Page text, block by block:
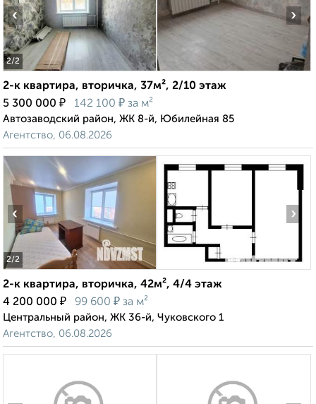
2/2
‹ ›
2-к квартира, вторичка, 37м², 2/10 этаж
5 300 000 ₽ 142 100 ₽ за м²
Автозаводский район, ЖК 8-й, Юбилейная 85
Агентство, 06.08.2026
2/2
‹ ›
2-к квартира, вторичка, 42м², 4/4 этаж
4 200 000 ₽ 99 600 ₽ за м²
Центральный район, ЖК 36-й, Чуковского 1
Агентство, 06.08.2026